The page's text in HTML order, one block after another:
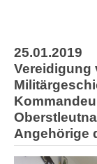
25.01.2019
Vereidigung
Angehörige